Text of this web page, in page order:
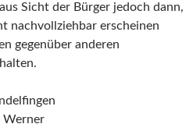
Sicht der Bürger jedoch dann,
nachvollziehbar erscheinen
gegenüber anderen
Werner